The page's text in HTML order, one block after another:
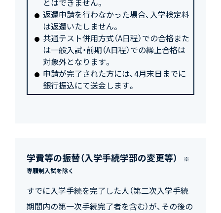
とはできません。
返還申請を行わなかった場合、入学検定料
は返還いたしません。
共通テスト併用方式（A日程）での合格また
は一般入試・前期（A日程）での繰上合格は
対象外となります。
申請が完了された方には、4月末日までに
銀行振込にて送金します。
学費等の振替（入学手続学部の変更等）
※
専願制入試を除く
すでに入学手続を完了した人（第二次入学手続
期間内の第一次手続完了者を含む）が、その後の